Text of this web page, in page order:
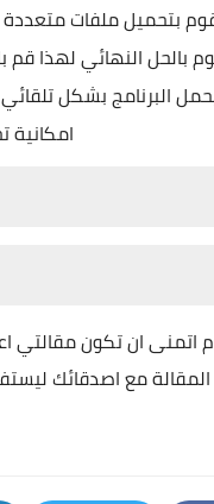
بتحميل ملفات متعددة
بالحل النهائي لهذا
البرنامج بشكل
اتمنى ان تكون مقالتي
مع اصدقائك